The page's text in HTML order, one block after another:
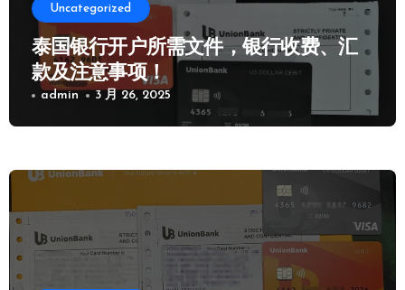
Uncategorized
泰国银行开户所需文件，银行收费、汇
款及注意事项！
admin 3 月 26, 2025